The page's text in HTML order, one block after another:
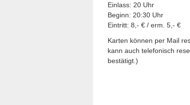
Einlass: 20 Uhr
Beginn: 20:30 Uhr
Eintritt: 8,- € / erm. 5,- €
Karten können per Mail
kann auch telefonisch
bestätigt.)